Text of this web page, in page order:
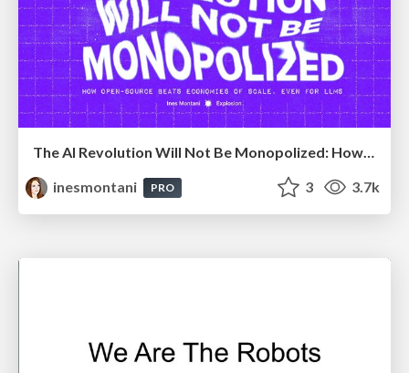
The AI Revolution Will Not Be Monopolized: How open-source beats economies of scale, even for LLMs
inesmontani
PRO 3 3.7k